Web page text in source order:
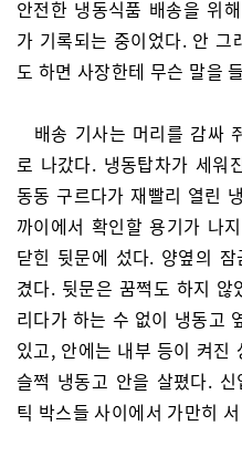
안전한 냉동식품 배송을 위
가 기록되는 중이었다. 안
도 하면 사장한테 무슨 말을
배송 기사는 머리를 감싸
로 나갔다. 냉동탑차가 세워
동동 구르다가 재빨리 열린
까이에서 확인할 용기가 나
닫힌 뒷문에 섰다. 양옆의
겼다. 뒷문은 꿈쩍도 하지 않
리다가 하는 수 없이 냉동고
있고, 안에는 내부 등이 켜진
슬쩍 냉동고 안을 살폈다.
틱 박스들 사이에서 가만히